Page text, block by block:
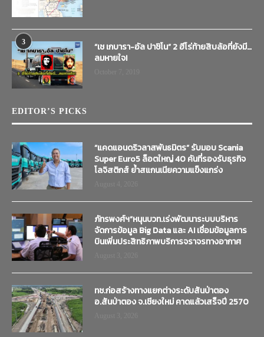
3
“เช เกบารา-อัล ปาชิโน” 2 ฮีโร่ท้ายสิบล้อที่ยังมี…
ลมหายใจ!
EDITOR’S PICKS
“แคดแอนดริวลาสพันธมิตร” รับมอบ Scania
Super Euro5 ล็อตใหญ่ 40 คันที่รองรับธุรกิจ
โลจิสติกส์ ย้ำสแกนเนียความแข็งแกร่ง
ภัทรพงศ์ฯ”หนุนบวท.เร่งพัฒนาระบบบริหาร
จัดการข้อมูล Big Data และ AI เชื่อมข้อมูลการ
บินเพิ่มประสิทธิภาพบริการจราจรทางอากาศ
ทช.ก่อสร้างทางแยกต่างระดับสันป่าตอง
อ.สันป่าตอง จ.เชียงใหม่ คาดแล้วเสร็จปี 2570